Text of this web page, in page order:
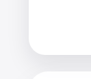
Города